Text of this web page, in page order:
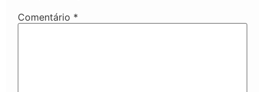
Comentário *